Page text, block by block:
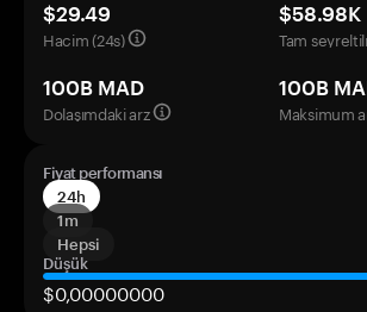
$29.49
Hacim (24s)
$58.98K
100B MAD
Dolaşımdaki arz
100B
Maksimum
Fiyat performansı
24h
1m
Hepsi
Düşük
$0,00000000